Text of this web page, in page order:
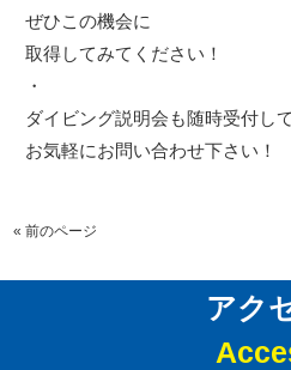
ぜひこの機会に
取得してみてください！
・
ダイビング説明会も随時受付し
お気軽にお問い合わせ下さい！
« 前のページ
アク